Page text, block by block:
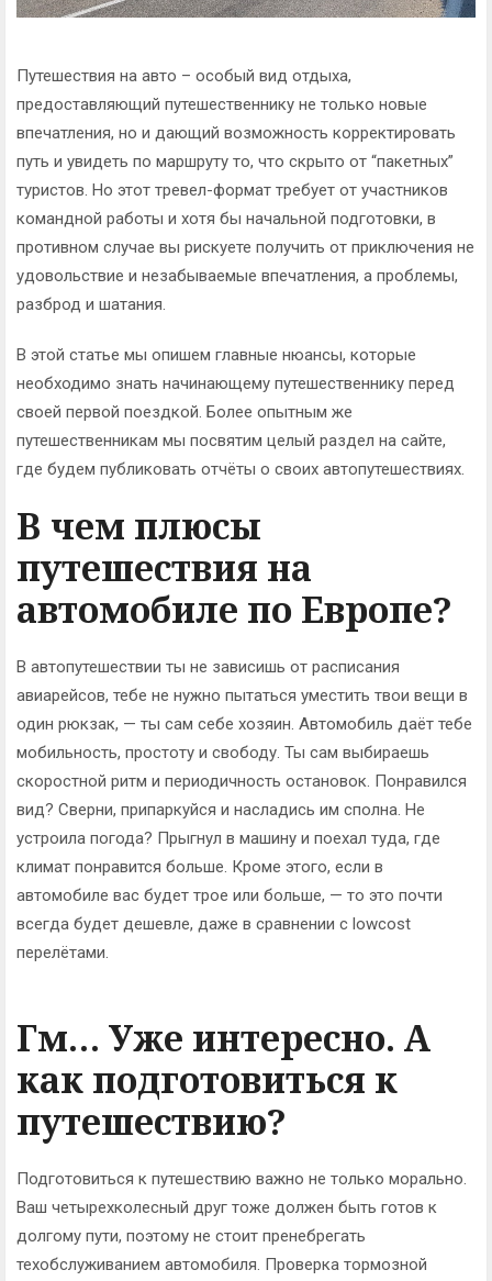
Путешествия на авто – особый вид отдыха,
предоставляющий путешественнику не только новые
впечатления, но и дающий возможность корректировать
путь и увидеть по маршруту то, что скрыто от “пакетных”
туристов. Но этот тревел-формат требует от участников
командной работы и хотя бы начальной подготовки, в
противном случае вы рискуете получить от приключения не
удовольствие и незабываемые впечатления, а проблемы,
разброд и шатания.
В этой статье мы опишем главные нюансы, которые
необходимо знать начинающему путешественнику перед
своей первой поездкой. Более опытным же
путешественникам мы посвятим целый раздел на сайте,
где будем публиковать отчёты о своих автопутешествиях.
В чем плюсы
путешествия на
автомобиле по Европе?
В автопутешествии ты не зависишь от расписания
авиарейсов, тебе не нужно пытаться уместить твои вещи в
один рюкзак, — ты сам себе хозяин. Автомобиль даёт тебе
мобильность, простоту и свободу. Ты сам выбираешь
скоростной ритм и периодичность остановок. Понравился
вид? Сверни, припаркуйся и насладись им сполна. Не
устроила погода? Прыгнул в машину и поехал туда, где
климат понравится больше. Кроме этого, если в
автомобиле вас будет трое или больше, — то это почти
всегда будет дешевле, даже в сравнении с lowcost
перелётами.
Гм… Уже интересно. А
как подготовиться к
путешествию?
Подготовиться к путешествию важно не только морально.
Ваш четырехколесный друг тоже должен быть готов к
долгому пути, поэтому не стоит пренебрегать
техобслуживанием автомобиля. Проверка тормозной